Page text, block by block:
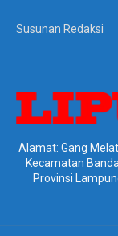
Susunan Redaksi
Alamat: Gang
Kecamatan
Provinsi